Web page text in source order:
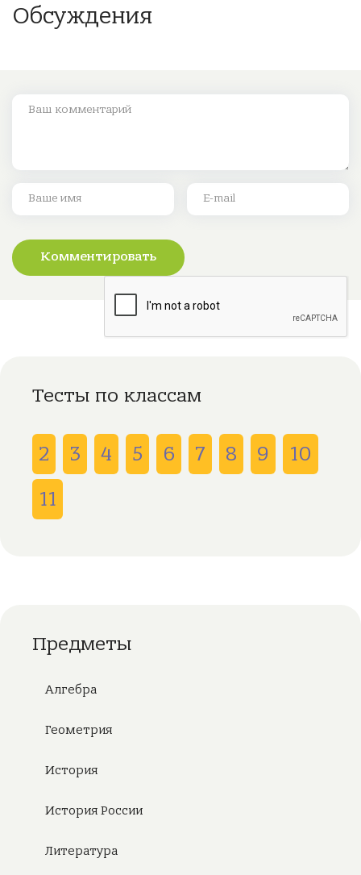
Обсуждения
Комментировать
Тесты по классам
2 3 4 5 6 7 8 9
10
11
Предметы
Алгебра
Геометрия
История
История России
Литература